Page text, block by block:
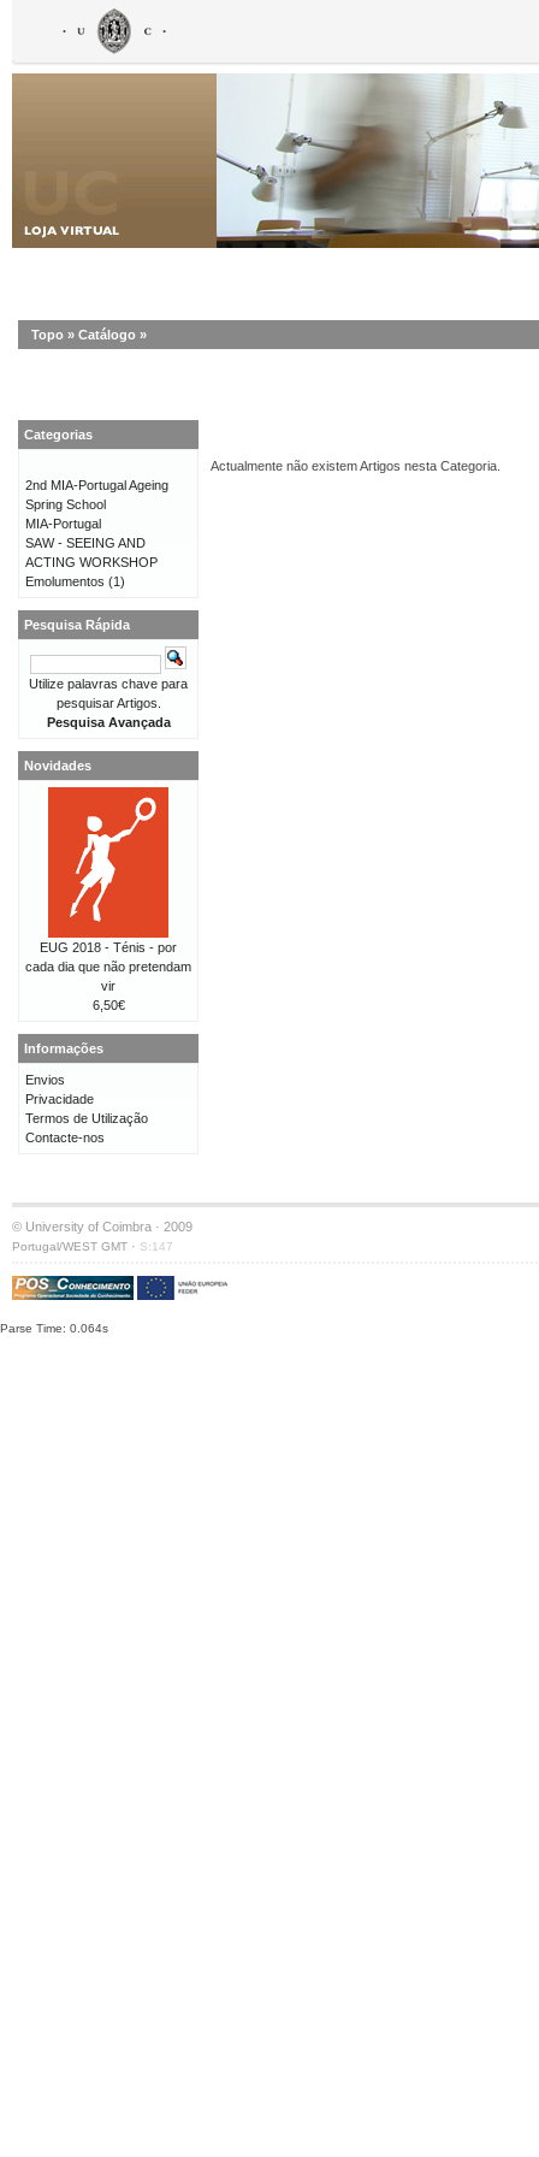
Topo » Catálogo »
Actualmente não existem Artigos nesta Categoria.
Categorias
2nd MIA-Portugal Ageing
Spring School
MIA-Portugal
SAW - SEEING AND
ACTING WORKSHOP
Emolumentos (1)
Pesquisa Rápida
Utilize palavras chave para
pesquisar Artigos.
Pesquisa Avançada
Novidades
EUG 2018 - Ténis - por
cada dia que não pretendam
vir
6,50€
Informações
Envios
Privacidade
Termos de Utilização
Contacte-nos
© University of Coimbra · 2009
Portugal/WEST GMT · S:147
Parse Time: 0.064s